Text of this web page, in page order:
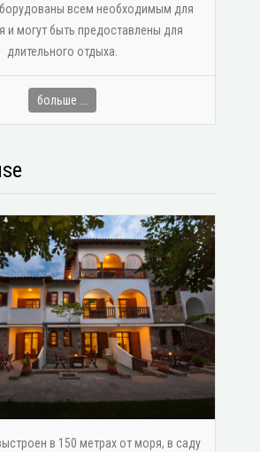
всем необходимым для
и могут быть предоставлены для
длительного отдыха.
больше ...
в 150 метрах от моря, в саду